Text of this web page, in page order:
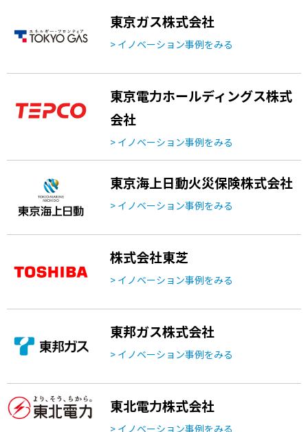
東京ガス株式会社
> イノベーション事例をみる
東京電力ホールディングス株式
会社
> イノベーション事例をみる
東京海上日動火災保険株式会社
> イノベーション事例をみる
株式会社東芝
> イノベーション事例をみる
東邦ガス株式会社
> イノベーション事例をみる
東北電力株式会社
> イノベーション事例をみる